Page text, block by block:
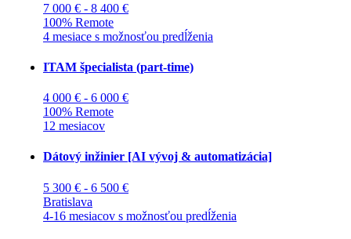
7 000 € - 8 400 €
100% Remote
4 mesiace s možnosťou predĺženia
ITAM špecialista (part-time)
4 000 € - 6 000 €
100% Remote
12 mesiacov
Dátový inžinier [AI vývoj & automatizácia]
5 300 € - 6 500 €
Bratislava
4-16 mesiacov s možnosťou predĺženia